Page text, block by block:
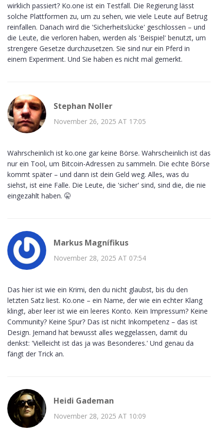
wirklich passiert? Ko.one ist ein Testfall. Die Regierung lässt
solche Plattformen zu, um zu sehen, wie viele Leute auf Betrug
reinfallen. Danach wird die 'Sicherheitslücke' geschlossen – und
die Leute, die verloren haben, werden als 'Beispiel' benutzt, um
strengere Gesetze durchzusetzen. Sie sind nur ein Pferd in
einem Experiment. Und Sie haben es nicht mal gemerkt.
Stephan Noller
November 26, 2025 AT 17:05
Wahrscheinlich ist ko.one gar keine Börse. Wahrscheinlich ist das
nur ein Tool, um Bitcoin-Adressen zu sammeln. Die echte Börse
kommt später – und dann ist dein Geld weg. Alles, was du
siehst, ist eine Falle. Die Leute, die 'sicher' sind, sind die, die nie
eingezahlt haben. 🤫
Markus Magnífikus
November 28, 2025 AT 07:54
Das hier ist wie ein Krimi, den du nicht glaubst, bis du den
letzten Satz liest. Ko.one – ein Name, der wie ein echter Klang
klingt, aber leer ist wie ein leeres Konto. Kein Impressum? Keine
Community? Keine Spur? Das ist nicht Inkompetenz – das ist
Design. Jemand hat bewusst alles weggelassen, damit du
denkst: 'Vielleicht ist das ja was Besonderes.' Und genau da
fängt der Trick an.
Heidi Gademan
November 28, 2025 AT 10:09